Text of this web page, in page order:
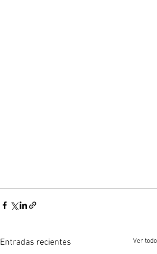
Entradas recientes Ver todo